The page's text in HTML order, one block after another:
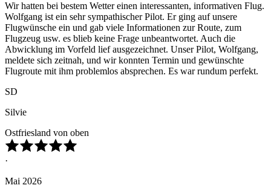
Wir hatten bei bestem Wetter einen interessanten, informativen Flug.
Wolfgang ist ein sehr sympathischer Pilot. Er ging auf unsere
Flugwünsche ein und gab viele Informationen zur Route, zum
Flugzeug usw. es blieb keine Frage unbeantwortet. Auch die
Abwicklung im Vorfeld lief ausgezeichnet. Unser Pilot, Wolfgang,
meldete sich zeitnah, und wir konnten Termin und gewünschte
Flugroute mit ihm problemlos absprechen. Es war rundum perfekt.
SD
Silvie
Ostfriesland von oben
·
Mai 2026